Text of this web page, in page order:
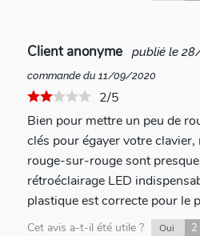
Client anonyme publié le
commande du 11/09/2020
2/5
Bien pour mettre un peu de
clés pour égayer votre clavier,
rouge-sur-rouge sont
rétroéclairage LED
plastique est correcte pour le
Cet avis a-t-il été utile ? Oui 2